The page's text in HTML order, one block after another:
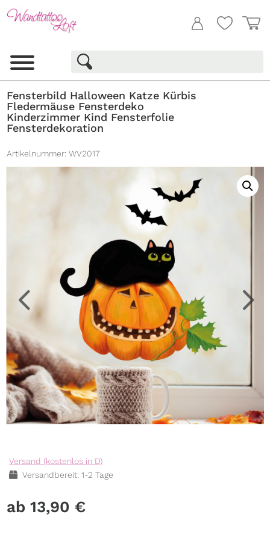
Fensterbild Halloween Katze Kürbis
Fledermäuse Fensterdeko
Kinderzimmer Kind Fensterfolie
Fensterdekoration
Artikelnummer: WV2017
Versand (kostenlos in D)
Versandbereit: 1-2 Tage
13,90 €